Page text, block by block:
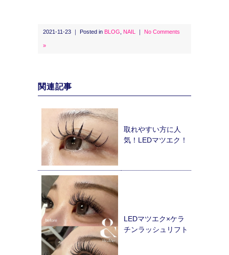
2021-11-23 ｜ Posted in BLOG NAIL ｜ No Comments
»
関連記事
取れやすい方に人
気！LEDマツエク！
LEDマツエク×ケラ
チンラッシュリフト